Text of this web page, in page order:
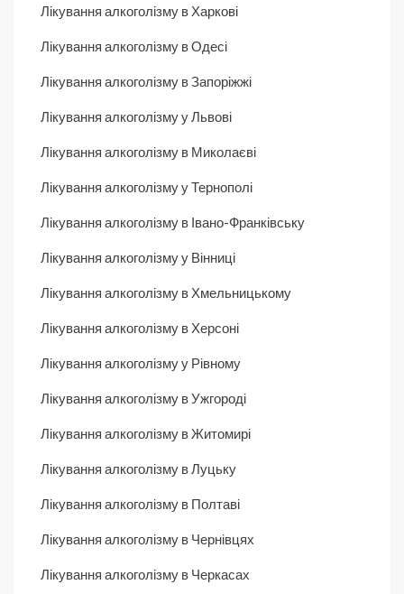
Лікування алкоголізму в Харкові
Лікування алкоголізму в Одесі
Лікування алкоголізму в Запоріжжі
Лікування алкоголізму у Львові
Лікування алкоголізму в Миколаєві
Лікування алкоголізму у Тернополі
Лікування алкоголізму в Івано-Франківську
Лікування алкоголізму у Вінниці
Лікування алкоголізму в Хмельницькому
Лікування алкоголізму в Херсоні
Лікування алкоголізму у Рівному
Лікування алкоголізму в Ужгороді
Лікування алкоголізму в Житомирі
Лікування алкоголізму в Луцьку
Лікування алкоголізму в Полтаві
Лікування алкоголізму в Чернівцях
Лікування алкоголізму в Черкасах